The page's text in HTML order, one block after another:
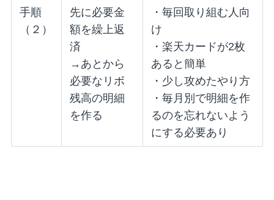
手順
（２）
先に必要金
額を繰上返
済
→あとから
必要なリボ
残高の明細
を作る
・毎回取り組む人向
け
・楽天カードが2枚
あると簡単
・少し攻めたやり方
・毎月別で明細を作
るのを忘れないよう
にする必要あり